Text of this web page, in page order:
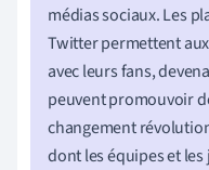
médias sociaux. Les
Twitter permettent
avec leurs fans,
peuvent promouvoir
changement
dont les équipes et